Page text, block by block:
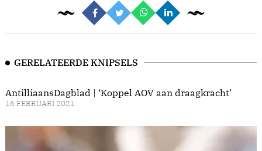
GERELATEERDE KNIPSELS
AntilliaansDagblad | ‘Koppel AOV aan draagkracht’
16 FEBRUARI 2021